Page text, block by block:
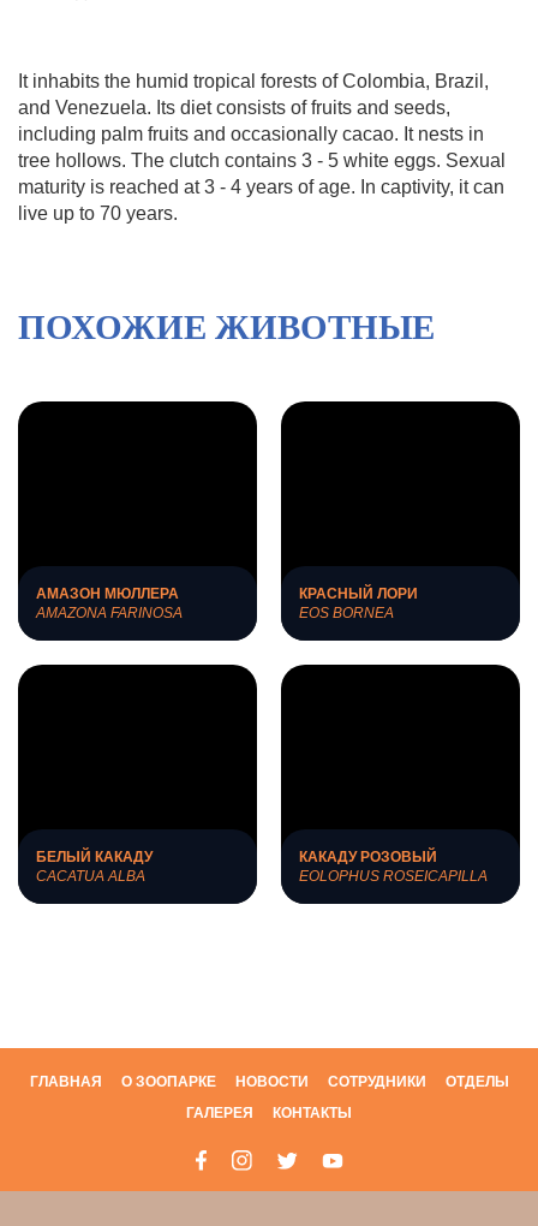
It inhabits the humid tropical forests of Colombia, Brazil,
and Venezuela. Its diet consists of fruits and seeds,
including palm fruits and occasionally cacao. It nests in
tree hollows. The clutch contains 3 - 5 white eggs. Sexual
maturity is reached at 3 - 4 years of age. In captivity, it can
live up to 70 years.
ПОХОЖИЕ ЖИВОТНЫЕ
АМАЗОН МЮЛЛЕРА
AMAZONA FARINOSA
КРАСНЫЙ ЛОРИ
EOS BORNEA
БЕЛЫЙ КАКАДУ
СACATUA ALBA
КАКАДУ РОЗОВЫЙ
EOLOPHUS ROSEICAPILLA
ГЛАВНАЯ О ЗООПАРКЕ НОВОСТИ СОТРУДНИКИ
ОТДЕЛЫ
ГАЛЕРЕЯ
КОНТАКТЫ